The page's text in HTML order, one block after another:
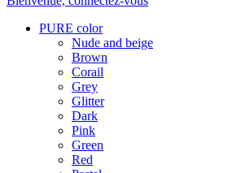
PURE color
Nude and beige
Brown
Corail
Grey
Glitter
Dark
Pink
Green
Red